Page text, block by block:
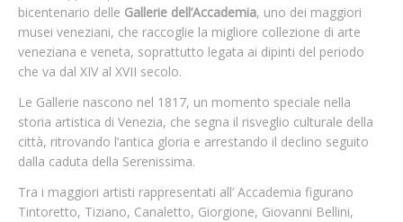
bicentenario delle Gallerie dell’Accademia, uno dei maggiori
musei veneziani, che raccoglie la migliore collezione di arte
veneziana e veneta, soprattutto legata ai dipinti del periodo
che va dal XIV al XVII secolo.
Le Gallerie nascono nel 1817, un momento speciale nella
storia artistica di Venezia, che segna il risveglio culturale della
città, ritrovando l’antica gloria e arrestando il declino seguito
dalla caduta della Serenissima.
Tra i maggiori artisti rappresentati all’ Accademia figurano
Tintoretto, Tiziano, Canaletto, Giorgione, Giovanni Bellini,